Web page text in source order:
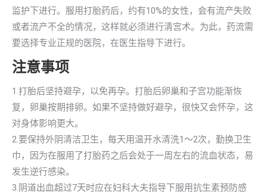
监护下进行。服用打胎药后，约有10%的女性，会有流产失败
或者流产不全的情况，这样就必须进行清宫术。为此，药流需
要选择专业正规的医院，在医生指导下进行。
注意事项
1.打胎后坚持避孕，以免再孕。打胎后卵巢和子宫功能渐恢
复，卵巢按期排卵。如果不坚持做好避孕，很快又会怀孕，这
对身体影响更大。
2.要保持外阴清洁卫生，每天用温开水清洗1～2次，勤换卫生
巾，因为在服用了打胎药之后会处于一周左右的流血状态，易
发生逆行感染。
3.阴道出血超过7天时应在妇科大夫指导下服用抗生素预防感